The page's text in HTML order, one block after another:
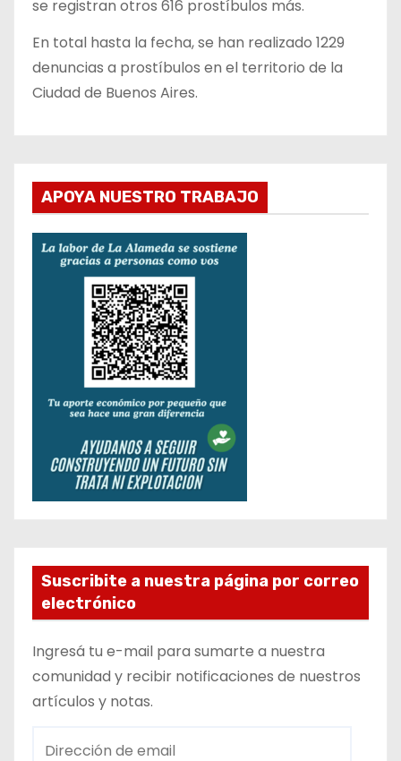
se registran otros 616 prostíbulos más.
En total hasta la fecha, se han realizado 1229
denuncias a prostíbulos en el territorio de la
Ciudad de Buenos Aires.
APOYA NUESTRO TRABAJO
Suscribite a nuestra página por correo
electrónico
Ingresá tu e-mail para sumarte a nuestra
comunidad y recibir notificaciones de nuestros
artículos y notas.